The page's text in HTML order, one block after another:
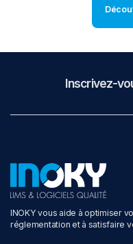
Inscrivez-
INOKY vous aide à optimiser
réglementation et à satisfaire